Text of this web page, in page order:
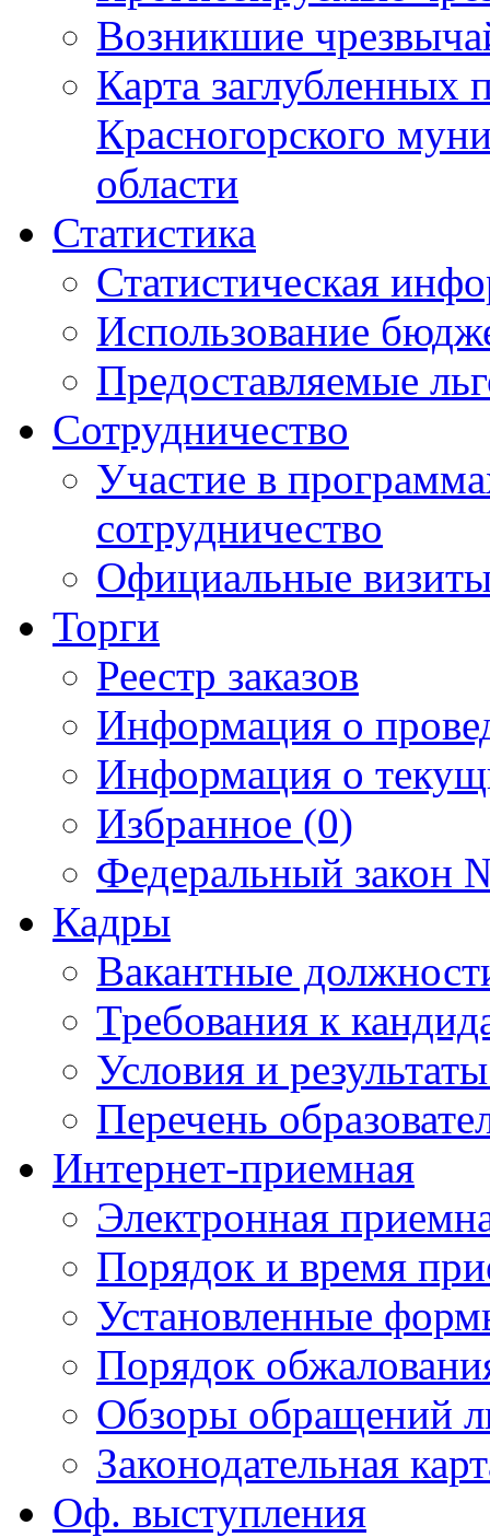
Возникшие
Карта
Красногорского
области
Статистика
Статистическая
Использование
Предоставляемые
Сотрудничество
Участие в
сотрудничество
Официальные
Торги
Реестр заказов
Информация о
Информация о
Избранное (0)
Федеральный закон
Кадры
Вакантные
Требования к
Условия и
Перечень
Интернет-приемная
Электронная
Порядок и время
Установленные
Порядок
Обзоры обращений
Законодательная
Оф. выступления